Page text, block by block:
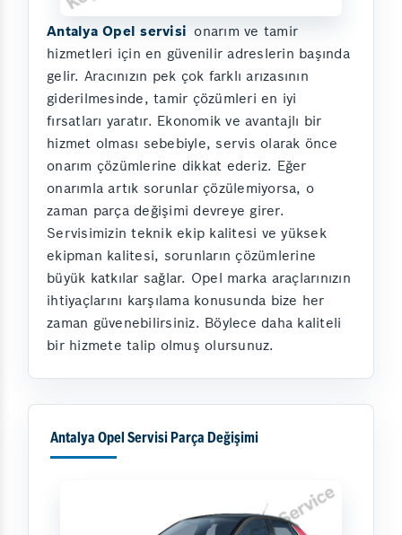
Antalya Opel servisi onarım ve tamir
hizmetleri için en güvenilir adreslerin başında
gelir. Aracınızın pek çok farklı arızasının
giderilmesinde, tamir çözümleri en iyi
fırsatları yaratır. Ekonomik ve avantajlı bir
hizmet olması sebebiyle, servis olarak önce
onarım çözümlerine dikkat ederiz. Eğer
onarımla artık sorunlar çözülemiyorsa, o
zaman parça değişimi devreye girer.
Servisimizin teknik ekip kalitesi ve yüksek
ekipman kalitesi, sorunların çözümlerine
büyük katkılar sağlar. Opel marka araçlarınızın
ihtiyaçlarını karşılama konusunda bize her
zaman güvenebilirsiniz. Böylece daha kaliteli
bir hizmete talip olmuş olursunuz.
Antalya Opel Servisi Parça Değişimi